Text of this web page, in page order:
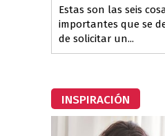
Estas son las seis
importantes que se
de solicitar un...
INSPIRACIÓN